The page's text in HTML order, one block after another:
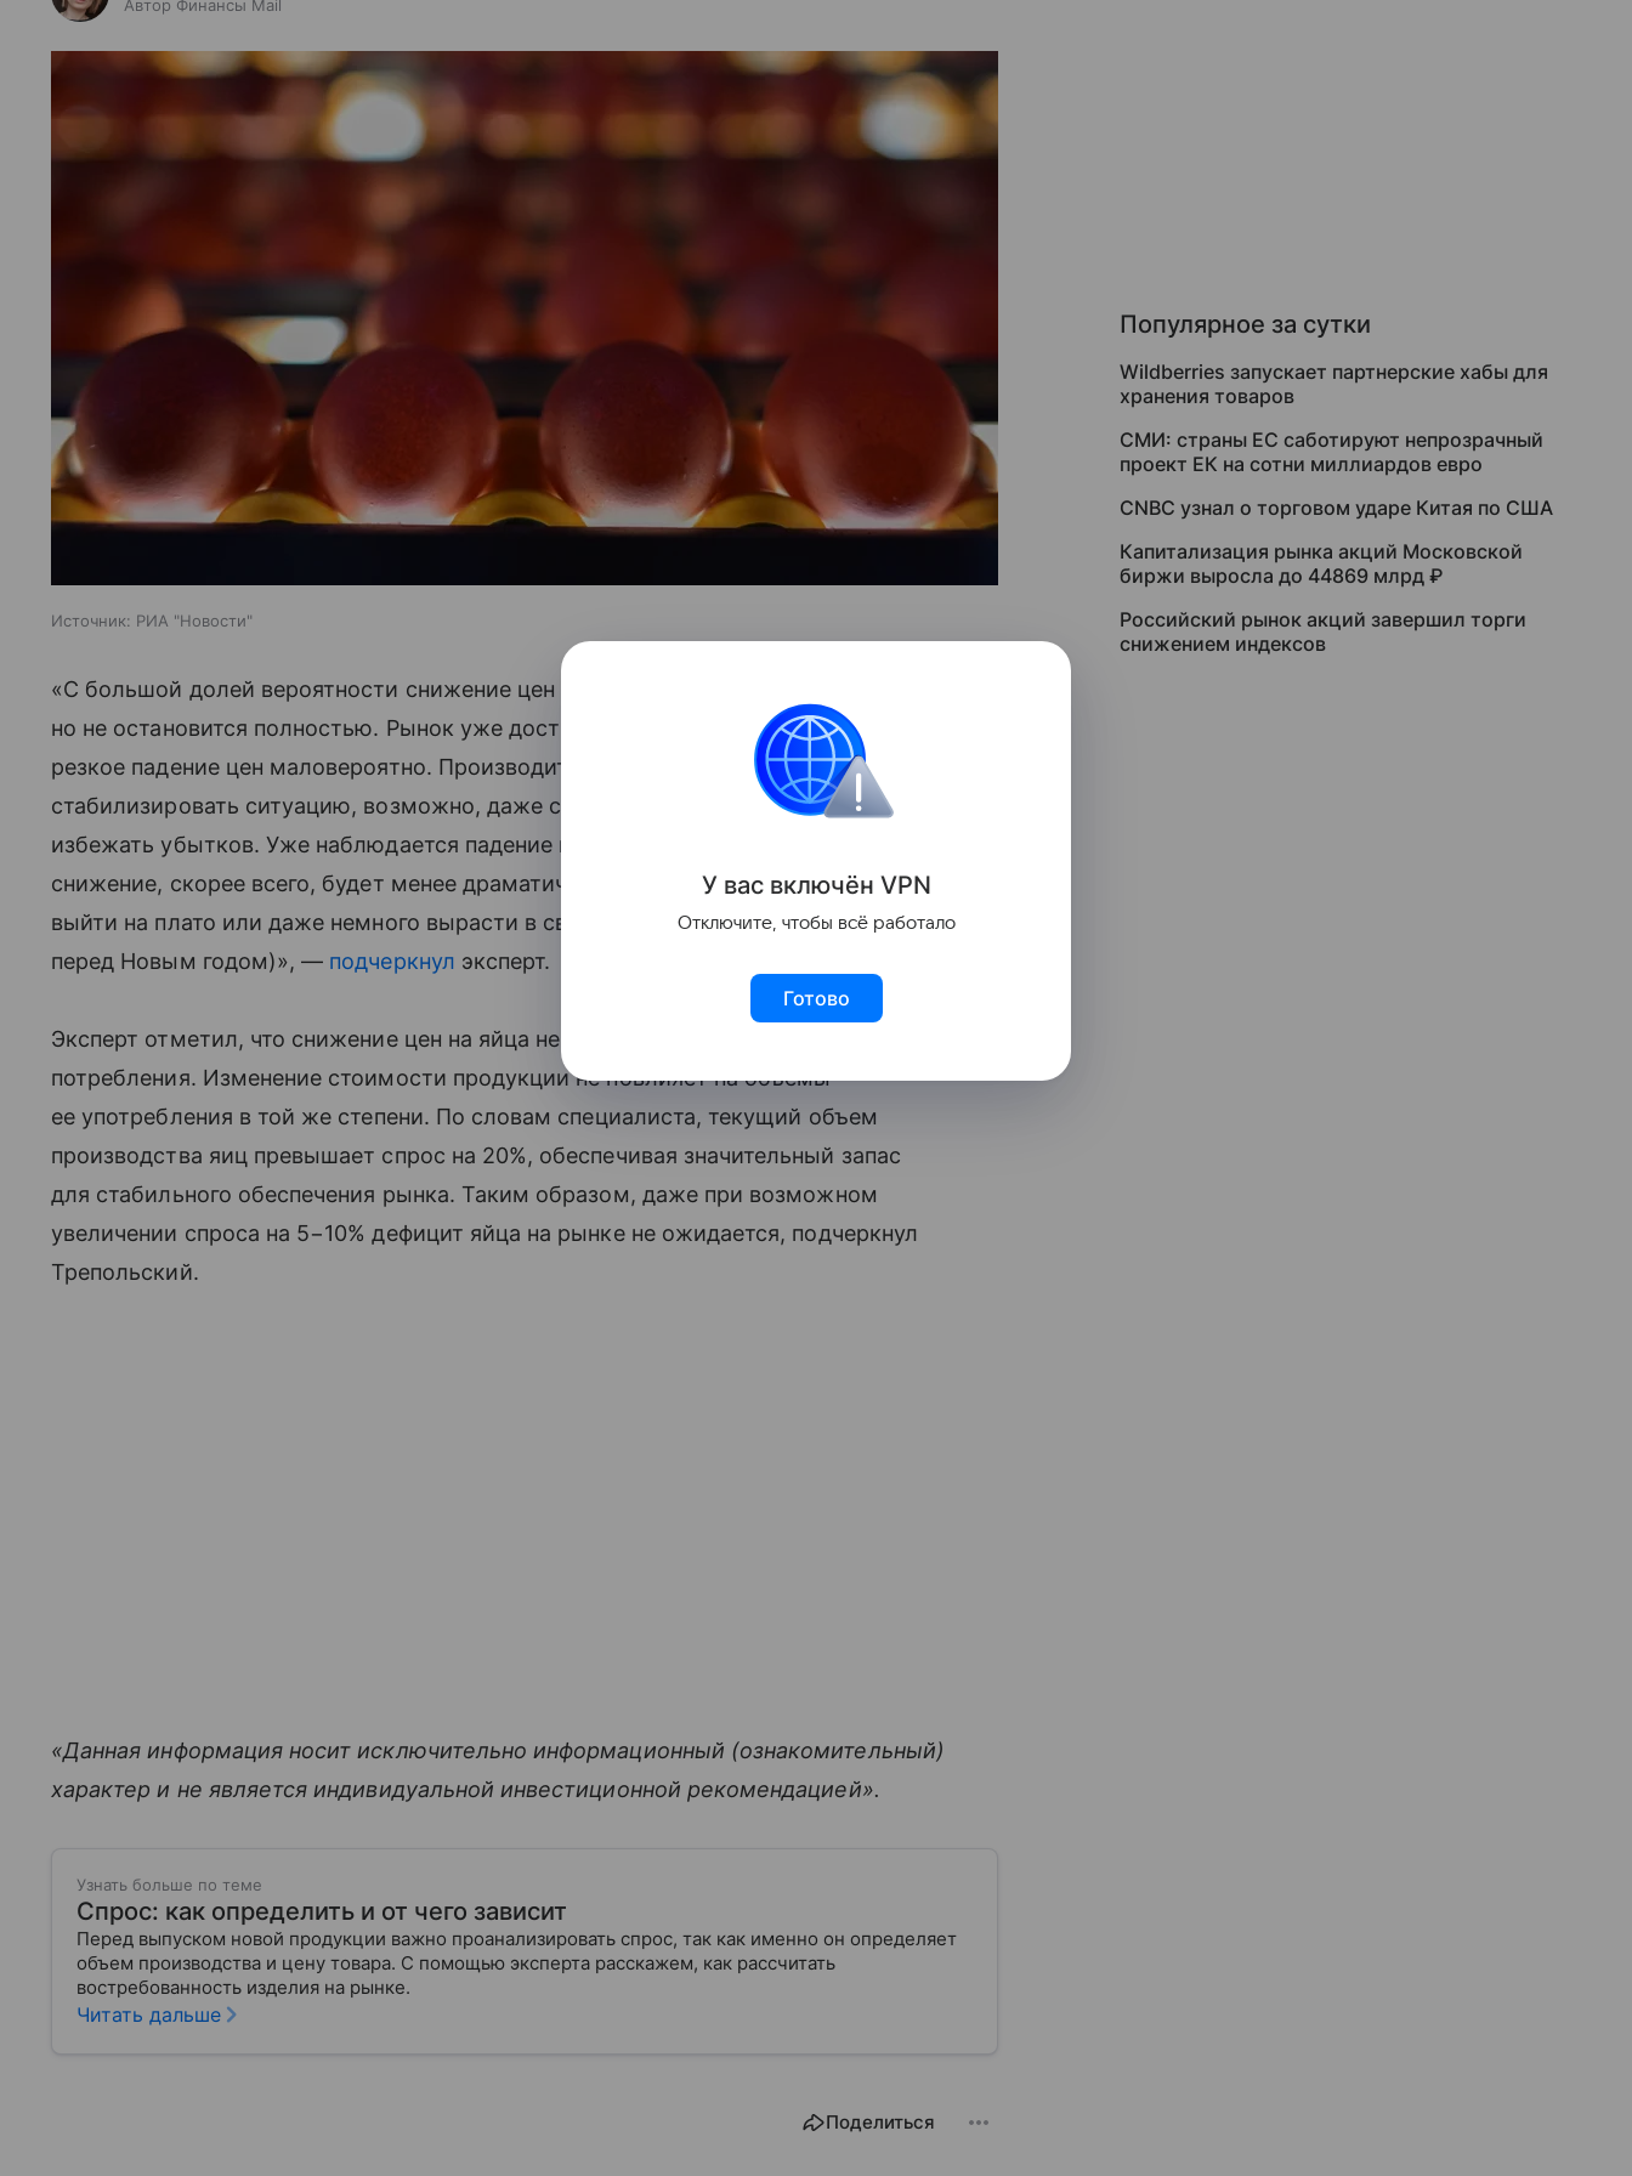
Автор Финансы Mail
Источник: РИА "Новости"
«С большой долей вероятности снижение цен на яйца, вероятно, замедлится,
но не остановится полностью. Рынок уже достиг точки насыщения, и дальнейшее
резкое падение цен маловероятно. Производители будут стремиться
стабилизировать ситуацию, возможно, даже сокращая объемы производства, чтобы
избежать убытков. Уже наблюдается падение цен на яйца на 26,5%. Дальнейшее
снижение, скорее всего, будет менее драматичным. К началу 2026 года цены могут
выйти на плато или даже немного вырасти в связи с сезоннымспросом (например,
перед Новым годом)», — подчеркнул эксперт.
Эксперт отметил, что снижение цен на яйца не приведет к пропорциональному росту
потребления. Изменение стоимости продукции не повлияет на объемы
ее употребления в той же степени. По словам специалиста, текущий объем
производства яиц превышает спрос на 20%, обеспечивая значительный запас
для стабильного обеспечения рынка. Таким образом, даже при возможном
увеличении спроса на 5−10% дефицит яйца на рынке не ожидается, подчеркнул
Трепольский.
«Данная информация носит исключительно информационный (ознакомительный)
характер и не является индивидуальной инвестиционной рекомендацией».
Узнать больше по теме
Спрос: как определить и от чего зависит
Перед выпуском новой продукции важно проанализировать спрос, так как именно он определяет
объем производства и цену товара. С помощью эксперта расскажем, как рассчитать
востребованность изделия на рынке.
Читать дальше
Поделиться
Популярное за сутки
Wildberries запускает партнерские хабы для
хранения товаров
СМИ: страны ЕС саботируют непрозрачный
проект ЕК на сотни миллиардов евро
CNBC узнал о торговом ударе Китая по США
Капитализация рынка акций Московской
биржи выросла до 44869 млрд ₽
Российский рынок акций завершил торги
снижением индексов
У вас включён VPN
Отключите, чтобы всё работало
Готово